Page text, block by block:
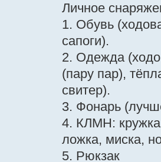
Личное
1. Обувь
сапоги).
2. Одежда
(пару пар),
свитер).
3. Фонарь
4. КЛМН: кружка
ложка, миска,
5. Рюкзак